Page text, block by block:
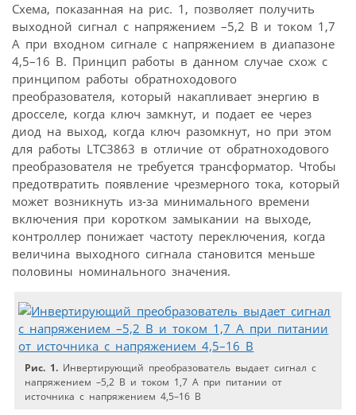
Схема, показанная на рис. 1, позволяет получить
выходной сигнал с напряжением –5,2 В и током 1,7
А при входном сигнале с напряжением в диапазоне
4,5–16 В. Принцип работы в данном случае схож с
принципом работы обратноходового
преобразователя, который накапливает энергию в
дросселе, когда ключ замкнут, и подает ее через
диод на выход, когда ключ разомкнут, но при этом
для работы LTC3863 в отличие от обратноходового
преобразователя не требуется трансформатор. Чтобы
предотвратить появление чрезмерного тока, который
может возникнуть из-за минимального времени
включения при коротком замыкании на выходе,
контроллер понижает частоту переключения, когда
величина выходного сигнала становится меньше
половины номинального значения.
Рис. 1. Инвертирующий преобразователь выдает сигнал с
напряжением –5,2 В и током 1,7 А при питании от
источника с напряжением 4,5–16 В